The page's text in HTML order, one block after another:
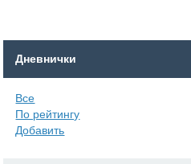
Дневнички
Все
По рейтингу
Добавить